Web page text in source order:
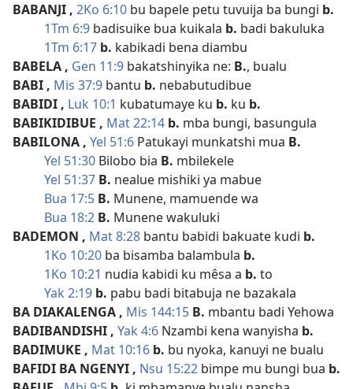
BABANJI , 2Ko 6:10 bu bapele petu tuvuija ba bungi b.
1Tm 6:9 badisuike bua kuikala b. badi bakuluka
1Tm 6:17 b. kabikadi bena diambu
BABELA , Gen 11:9 bakatshinyika ne: B., bualu
BABI , Mis 37:9 bantu b. nebabutudibue
BABIDI , Luk 10:1 kubatumaye ku b. ku b.
BABIKIDIBUE , Mat 22:14 b. mba bungi, basungula
BABILONA , Yel 51:6 Patukayi munkatshi mua B.
Yel 51:30 Bilobo bia B. mbilekele
Yel 51:37 B. nealue mishiki ya mabue
Bua 17:5 B. Munene, mamuende wa
Bua 18:2 B. Munene wakuluki
BADEMON , Mat 8:28 bantu babidi bakuate kudi b.
1Ko 10:20 ba bisamba balambula b.
1Ko 10:21 nudia kabidi ku mêsa a b. to
Yak 2:19 b. pabu badi bitabuja ne bazakala
BA DIAKALENGA , Mis 144:15 B. mbantu badi Yehowa
BADIBANDISHI , Yak 4:6 Nzambi kena wanyisha b.
BADIMUKE , Mat 10:16 b. bu nyoka, kanuyi ne bualu
BAFIDI BA NGENYI , Nsu 15:22 bimpe mu bungi bua b.